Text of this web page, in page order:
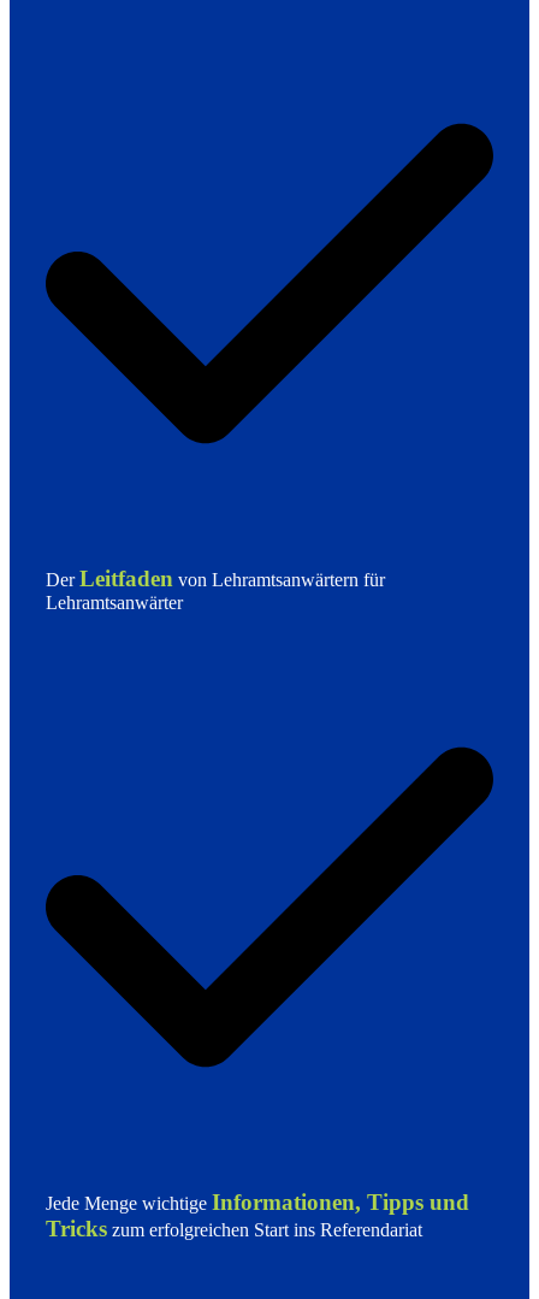
DerLeitfaden von Lehramtsanwärtern für
Lehramtsanwärter
Jede Menge wichtige Informationen, Tipps und
Tricks zum erfolgreichen Start ins Referendariat